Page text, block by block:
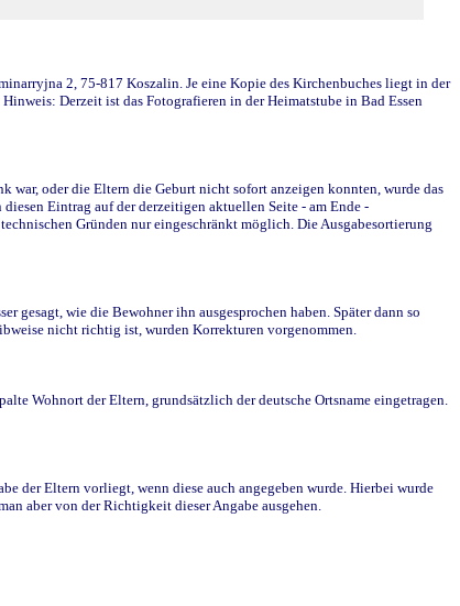
2, 75-817 Koszalin. Je eine Kopie des Kirchenbuches liegt in der
Derzeit ist das Fotografieren in der Heimatstube in Bad Essen
war, oder die Eltern die Geburt nicht sofort anzeigen konnten, wurde das
Eintrag auf der derzeitigen aktuellen Seite - am Ende -
Gründen nur eingeschränkt möglich. Die Ausgabesortierung
gesagt, wie die Bewohner ihn ausgesprochen haben. Später dann so
nicht richtig ist, wurden Korrekturen vorgenommen.
Wohnort der Eltern, grundsätzlich der deutsche Ortsname eingetragen.
der Eltern vorliegt, wenn diese auch angegeben wurde. Hierbei wurde
aber von der Richtigkeit dieser Angabe ausgehen.